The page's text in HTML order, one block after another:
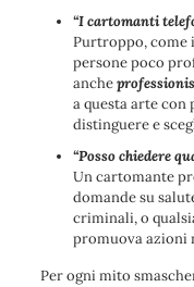
“I cartomanti
Purtroppo, come
persone poco
anche
a questa arte con
distinguere e
“Posso chiedere
Un cartomante
domande su
criminali, o
promuova azioni
Per ogni mito